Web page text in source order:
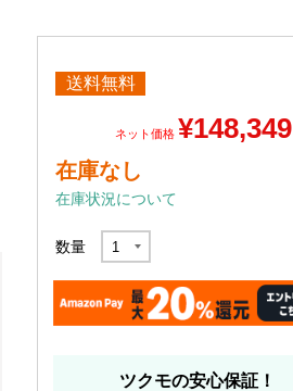
送料無料
ネット価格 ¥148,349
在庫なし
在庫状況について
数量
ツクモの安心保証！